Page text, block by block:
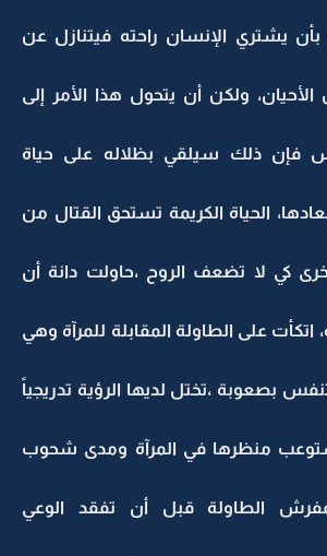
بأن يشتري الإنسان راحته فيتنازل عن
ولكن أن يتحول هذا الأمر إلى
فإن ذلك سيلقي بظلاله على حياة
الحياة الكريمة تستحق القتال من
كي لا تضعف الروح ،حاولت دانة أن
على الطاولة المقابلة للمرآة وهي
بصعوبة ،تختل لديها الرؤية تدريجياً
منظرها في المرآة ومدى شحوب
الطاولة قبل أن تفقد الوعي